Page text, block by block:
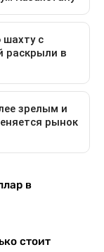
в
стоит